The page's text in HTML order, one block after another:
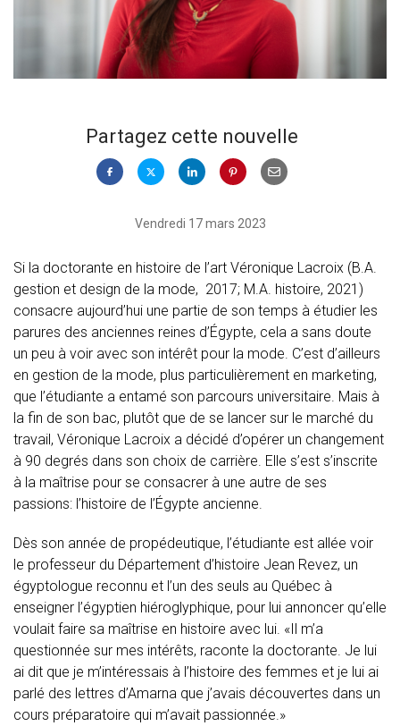
Partagez cette nouvelle
Vendredi 17 mars 2023
Si la doctorante en histoire de l’art Véronique Lacroix (B.A.
gestion et design de la mode, 2017; M.A. histoire, 2021)
consacre aujourd’hui une partie de son temps à étudier les
parures des anciennes reines d’Égypte, cela a sans doute
un peu à voir avec son intérêt pour la mode. C’est d’ailleurs
en gestion de la mode, plus particulièrement en marketing,
que l’étudiante a entamé son parcours universitaire. Mais à
la fin de son bac, plutôt que de se lancer sur le marché du
travail, Véronique Lacroix a décidé d’opérer un changement
à 90 degrés dans son choix de carrière. Elle s’est s’inscrite
à la maîtrise pour se consacrer à une autre de ses
passions: l’histoire de l’Égypte ancienne.
Dès son année de propédeutique, l’étudiante est allée voir
le professeur du Département d’histoire Jean Revez, un
égyptologue reconnu et l’un des seuls au Québec à
enseigner l’égyptien hiéroglyphique, pour lui annoncer qu’elle
voulait faire sa maîtrise en histoire avec lui. «Il m’a
questionnée sur mes intérêts, raconte la doctorante. Je lui
ai dit que je m’intéressais à l’histoire des femmes et je lui ai
parlé des lettres d’Amarna que j’avais découvertes dans un
cours préparatoire qui m’avait passionnée.»